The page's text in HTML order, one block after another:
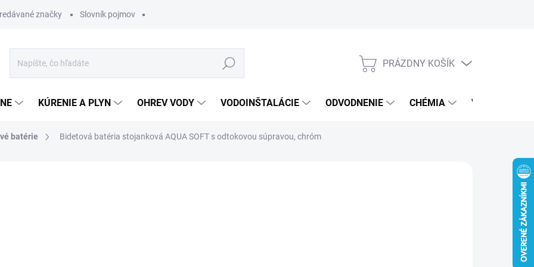
značky Slovník pojmov
Hľadať
NÁKUPNÝ
PRÁZDNY KOŠÍK
KÚRENIE A PLYN OHREV VODY VODOINŠTALÁCIE ODVODNENIE CHÉMIA VEREJNÝ
batérie Bidetová batéria stojanková AQUA SOFT s odtokovou súpravou, chróm